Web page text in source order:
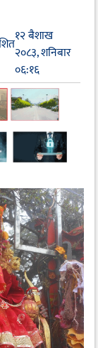
१२ बैशाख
२०८३, शनिबार
०६:१६